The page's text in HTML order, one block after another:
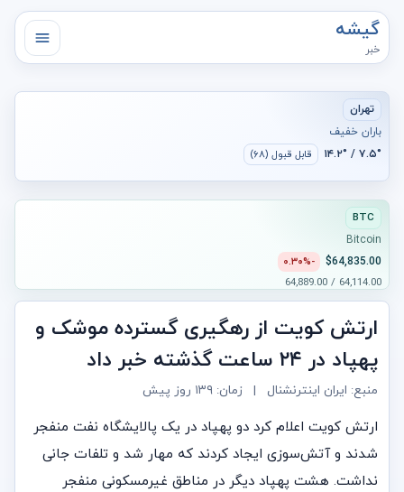
گیشه
خبر
تهران
باران خفیف
۷.۵° / ۱۴.۲° قابل قبول (۶۸)
BTC
Bitcoin
$64,835.00
-۰.۳۰%
64,114.00 / 64,889.00
ارتش کویت از رهگیری گسترده موشک و
پهپاد در ۲۴ ساعت گذشته خبر داد
منبع: ایران اینترنشنال | زمان: ۱۳۹ روز پیش
ارتش کویت اعلام کرد دو پهپاد در یک پالایشگاه نفت منفجر
شدند و آتش‌سوزی ایجاد کردند که مهار شد و تلفات جانی
نداشت. هشت پهپاد دیگر در مناطق غیرمسکونی منفجر